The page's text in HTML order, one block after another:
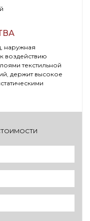
наружная
воздействию
текстильной
держит высокое